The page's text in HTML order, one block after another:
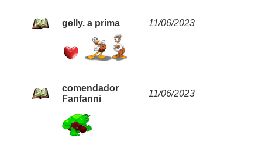
gelly. a prima 11/06/2023
comendador
Fanfanni
11/06/2023